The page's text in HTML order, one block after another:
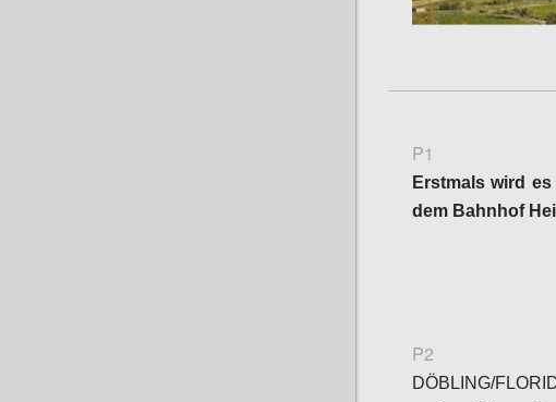
P1
Erstmals wird
dem Bahnhof
P2
DÖBLING/